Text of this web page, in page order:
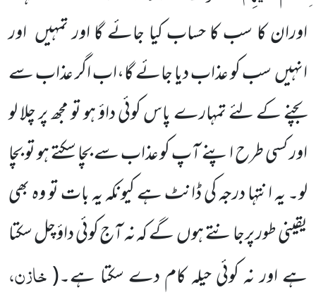
اوران کا سب کا حساب کیا جائے گا اور تمہیں اور
انہیںسب کو عذاب دیا جائے گا،اب اگر عذاب سے
بچنے کے لئے تمہارے پاس کوئی داؤ ہو تو مجھ پر چلا لو
اور کسی طرح اپنے آپ کو عذاب سے بچا سکتے ہو تو بچا
لو۔ یہ انتہا درجہ کی ڈانٹ ہے کیونکہ یہ بات تو وہ بھی
یقینی طور پرجانتے ہوںگے کہ نہ آج کوئی داؤ چل سکتا
ہے اور نہ کوئی حیلہ کام دے سکتا ہے۔(خازن،